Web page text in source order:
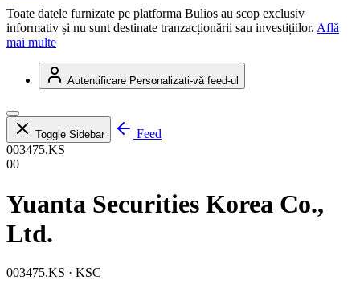
Toate datele furnizate pe platforma Bulios au scop exclusiv
informativ și nu sunt destinate tranzacționării sau investițiilor. Află
mai multe
Autentificare Personalizați-vă feed-ul
Toggle Sidebar
Feed
003475.KS
00
Yuanta Securities Korea Co.,
Ltd.
003475.KS · KSC